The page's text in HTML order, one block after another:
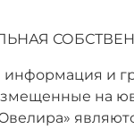
информация и
на